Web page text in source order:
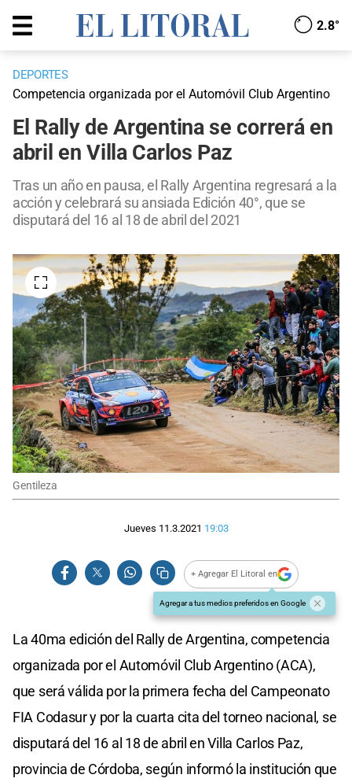
2.8°
DEPORTES
Competencia organizada por el Automóvil Club Argentino
El Rally de Argentina se correrá en
abril en Villa Carlos Paz
Tras un año en pausa, el Rally Argentina regresará a la
acción y celebrará su ansiada Edición 40°, que se
disputará del 16 al 18 de abril del 2021
Gentileza
Jueves 11.3.2021 19:03
+ Agregar El Litoral en
Agregar a tus medios preferidos en Google
La 40ma edición del Rally de Argentina, competencia
organizada por el Automóvil Club Argentino (ACA),
que será válida por la primera fecha del Campeonato
FIA Codasur y por la cuarta cita del torneo nacional, se
disputará del 16 al 18 de abril en Villa Carlos Paz,
provincia de Córdoba, según informó la institución que